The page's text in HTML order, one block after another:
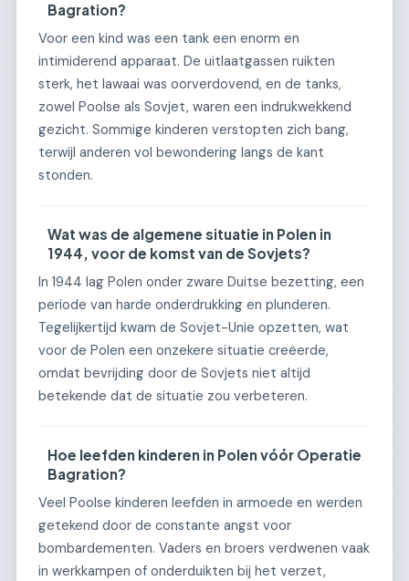
Bagration?
Voor een kind was een tank een enorm en
intimiderend apparaat. De uitlaatgassen ruikten
sterk, het lawaai was oorverdovend, en de tanks,
zowel Poolse als Sovjet, waren een indrukwekkend
gezicht. Sommige kinderen verstopten zich bang,
terwijl anderen vol bewondering langs de kant
stonden.
Wat was de algemene situatie in Polen in
1944, voor de komst van de Sovjets?
In 1944 lag Polen onder zware Duitse bezetting, een
periode van harde onderdrukking en plunderen.
Tegelijkertijd kwam de Sovjet-Unie opzetten, wat
voor de Polen een onzekere situatie creëerde,
omdat bevrijding door de Sovjets niet altijd
betekende dat de situatie zou verbeteren.
Hoe leefden kinderen in Polen vóór Operatie
Bagration?
Veel Poolse kinderen leefden in armoede en werden
getekend door de constante angst voor
bombardementen. Vaders en broers verdwenen vaak
in werkkampen of onderduikten bij het verzet,